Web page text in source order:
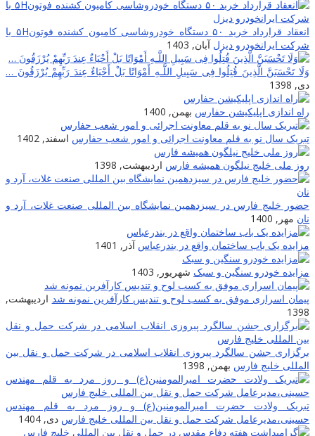
انعقاد قرارداد خرید ۵۰ دستگاه خودروشاسی کامیون کشنده فوتون۵H با
شرکت ایرانخودرو دیزل آبان, 1403
وَلَا تَحْسَبَنَّ الَّذِینَ قُتِلُوا فِی سَبِیلِ اللَّـهِ أَمْوَاتًا بَلْ أَحْیَاءٌ عِندَ رَ‌بِّهِمْ یُرْ‌زَقُونَ …
دی, 1398
راه اندازی اپلیکیشن حفارس بهمن, 1400
تبریک سال نو به قلم معاونت اجرائی و امور شعب حفارس اسفند, 1402
روز ملی خلیج نیلگون همیشه فارس اردیبهشت, 1398
حضور خلیج فارس در سیزدهمین نمایشگاه بین المللی صنعت غلات، آرد و
نان مهر, 1400
مزایده یک باب ساختمان واقع در بندرعباس آذر, 1401
مزایده خودرو سنگین و سبک شهریور, 1403
پیمان اسراری موفق به کسب لوح و تندیس کارآفرین نمونه شد اردیبهشت,
1398
برگزاری جشن سالگرد پیروزی انقلاب اسلامی در شرکت حمل و نقل بین
المللی خلیج فارس بهمن, 1398
تبریک ولادت حضرت امیرالمومنین(ع) و روز مرد به قلم مهندس
حسینی،مدیرعامل شرکت حمل و نقل بین المللی خلیج فارس دی, 1404